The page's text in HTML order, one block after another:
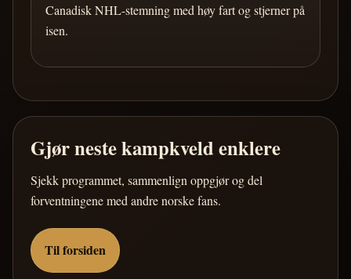
Canadisk NHL-stemning med høy fart og stjerner på
isen.
Gjør neste kampkveld enklere
Sjekk programmet, sammenlign oppgjør og del
forventningene med andre norske fans.
Til forsiden